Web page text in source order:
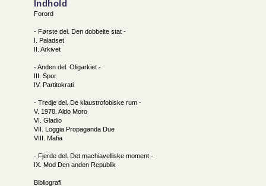
Indhold
Forord
- Første del. Den dobbelte stat -
I. Paladset
II. Arkivet
- Anden del. Oligarkiet -
III. Spor
IV. Partitokrati
- Tredje del. De klaustrofobiske rum -
V. 1978. Aldo Moro
VI. Gladio
VII. Loggia Propaganda Due
VIII. Mafia
- Fjerde del. Det machiavelliske moment -
IX. Mod Den anden Republik
Bibliografi